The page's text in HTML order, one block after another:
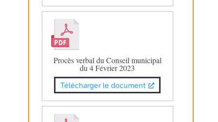
Procès verbal du Conseil municipal
du 4 Février 2023
Télécharger le document